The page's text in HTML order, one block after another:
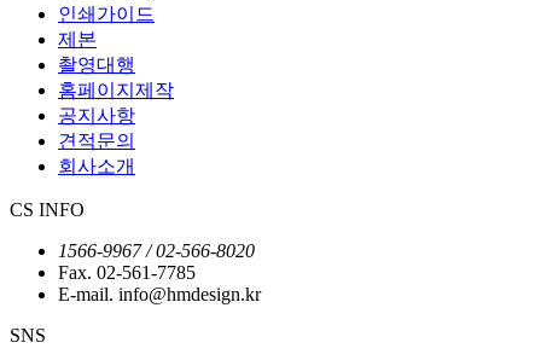
인쇄가이드
제본
촬영대행
홈페이지제작
공지사항
견적문의
회사소개
CS INFO
1566-9967 / 02-566-8020
Fax. 02-561-7785
E-mail. info@hmdesign.kr
SNS